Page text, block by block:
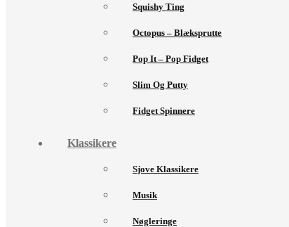
Squishy Ting
Octopus – Blæksprutte
Pop It – Pop Fidget
Slim Og Putty
Fidget Spinnere
Klassikere
Sjove Klassikere
Musik
Nøgleringe